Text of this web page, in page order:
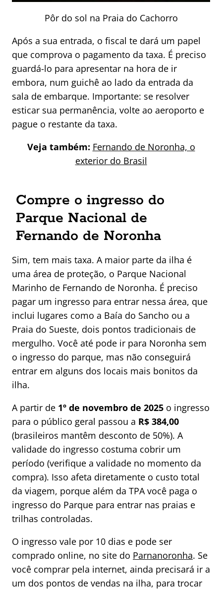
Pôr do sol na Praia do Cachorro
Após a sua entrada, o fiscal te dará um papel
que comprova o pagamento da taxa. É preciso
guardá-lo para apresentar na hora de ir
embora, num guichê ao lado da entrada da
sala de embarque. Importante: se resolver
esticar sua permanência, volte ao aeroporto e
pague o restante da taxa.
Veja também: Fernando de Noronha, o
exterior do Brasil
Compre o ingresso do
Parque Nacional de
Fernando de Noronha
Sim, tem mais taxa. A maior parte da ilha é
uma área de proteção, o Parque Nacional
Marinho de Fernando de Noronha. É preciso
pagar um ingresso para entrar nessa área, que
inclui lugares como a Baía do Sancho ou a
Praia do Sueste, dois pontos tradicionais de
mergulho. Você até pode ir para Noronha sem
o ingresso do parque, mas não conseguirá
entrar em alguns dos locais mais bonitos da
ilha.
A partir de 1º de novembro de 2025 o ingresso
para o público geral passou a R$ 384,00
(brasileiros mantêm desconto de 50%). A
validade do ingresso costuma cobrir um
período (verifique a validade no momento da
compra). Isso afeta diretamente o custo total
da viagem, porque além da TPA você paga o
ingresso do Parque para entrar nas praias e
trilhas controladas.
O ingresso vale por 10 dias e pode ser
comprado online, no site do Parnanoronha. Se
você comprar pela internet, ainda precisará ir a
um dos pontos de vendas na ilha, para trocar